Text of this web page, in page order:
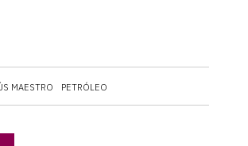
MAESTRO PETRÓLEO